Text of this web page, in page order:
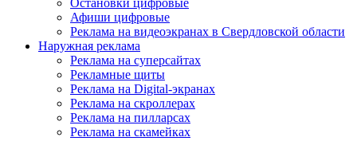
Афиши цифровые
Реклама на видеоэкранах в Свердловской области
Наружная реклама
Реклама на суперсайтах
Рекламные щиты
Реклама на Digital-экранах
Реклама на скроллерах
Реклама на пилларсах
Реклама на скамейках